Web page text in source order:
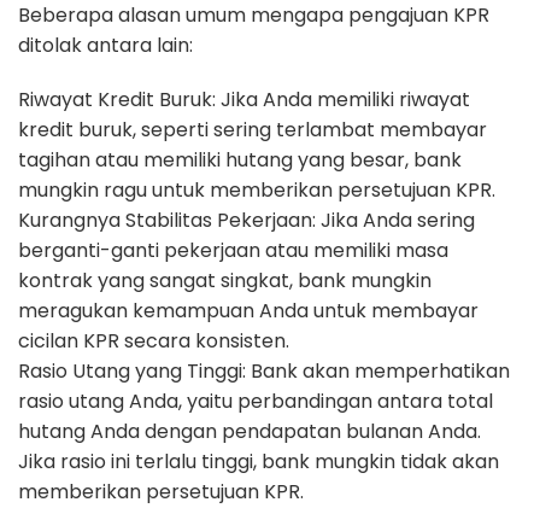
Beberapa alasan umum mengapa pengajuan KPR
ditolak antara lain:
Riwayat Kredit Buruk: Jika Anda memiliki riwayat
kredit buruk, seperti sering terlambat membayar
tagihan atau memiliki hutang yang besar, bank
mungkin ragu untuk memberikan persetujuan KPR.
Kurangnya Stabilitas Pekerjaan: Jika Anda sering
berganti-ganti pekerjaan atau memiliki masa
kontrak yang sangat singkat, bank mungkin
meragukan kemampuan Anda untuk membayar
cicilan KPR secara konsisten.
Rasio Utang yang Tinggi: Bank akan memperhatikan
rasio utang Anda, yaitu perbandingan antara total
hutang Anda dengan pendapatan bulanan Anda.
Jika rasio ini terlalu tinggi, bank mungkin tidak akan
memberikan persetujuan KPR.